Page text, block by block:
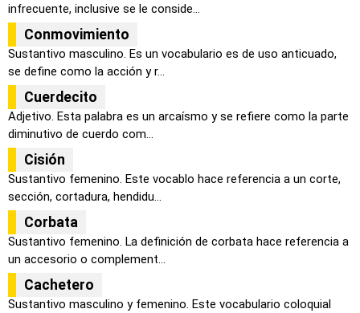
infrecuente, inclusive se le conside...
Conmovimiento
Sustantivo masculino. Es un vocabulario es de uso anticuado,
se define como la acción y r...
Cuerdecito
Adjetivo. Esta palabra es un arcaísmo y se refiere como la parte
diminutivo de cuerdo com...
Cisión
Sustantivo femenino. Este vocablo hace referencia a un corte,
sección, cortadura, hendidu...
Corbata
Sustantivo femenino. La definición de corbata hace referencia a
un accesorio o complement...
Cachetero
Sustantivo masculino y femenino. Este vocabulario coloquial